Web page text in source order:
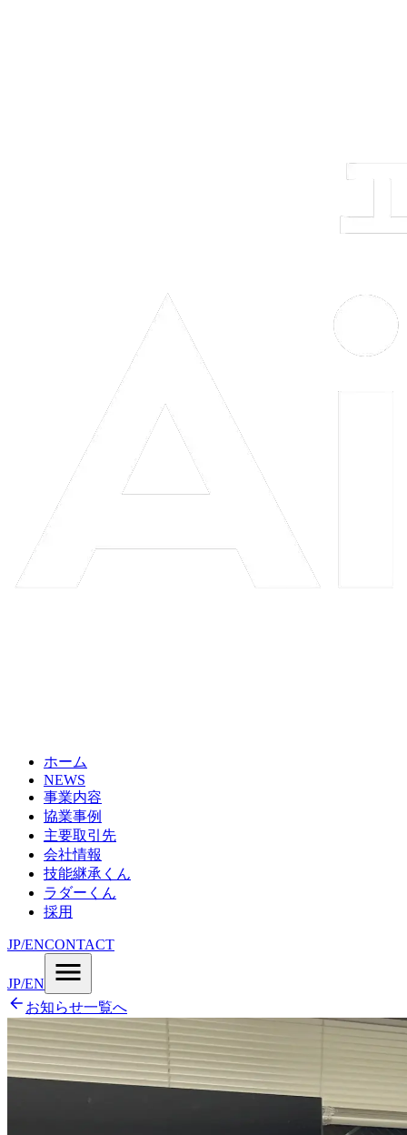
ホーム
NEWS
事業内容
協業事例
主要取引先
会社情報
技能継承くん
ラダーくん
採用
JP/ENCONTACT
JP/EN
お知らせ一覧へ